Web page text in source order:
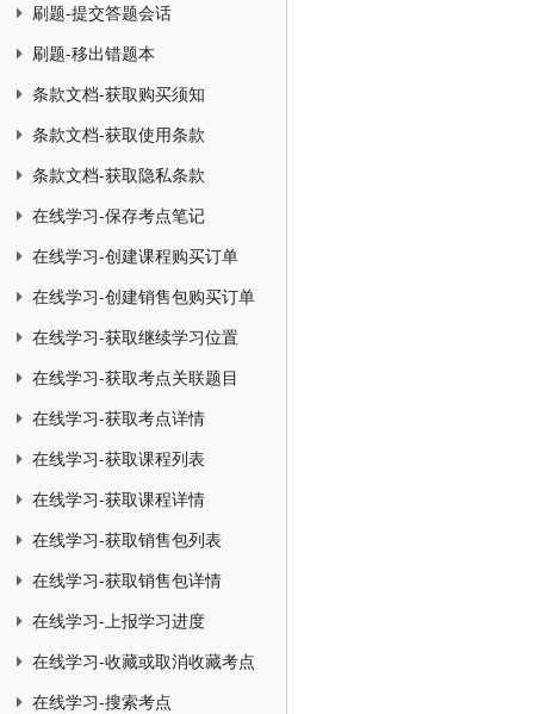
刷题-提交答题会话
刷题-移出错题本
条款文档-获取购买须知
条款文档-获取使用条款
条款文档-获取隐私条款
在线学习-保存考点笔记
在线学习-创建课程购买订单
在线学习-创建销售包购买订单
在线学习-获取继续学习位置
在线学习-获取考点关联题目
在线学习-获取考点详情
在线学习-获取课程列表
在线学习-获取课程详情
在线学习-获取销售包列表
在线学习-获取销售包详情
在线学习-上报学习进度
在线学习-收藏或取消收藏考点
在线学习-搜索考点